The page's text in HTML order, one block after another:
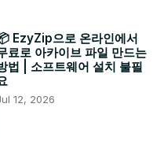
EzyZip으로 온라인에서
료로 아카이브 파일 만드는
법 | 소프트웨어 설치 불필
12, 2026